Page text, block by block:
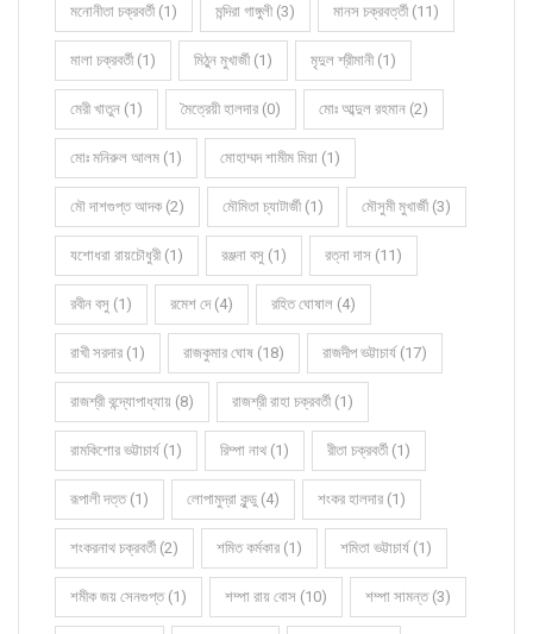
মনোনীতা চক্রবর্তী (1) মন্দিরা গাঙ্গুলী (3) মানস চক্রবর্ত্তী (11)
মালা চক্রবর্তী (1) মিঠুন মুখার্জী (1) মৃদুল শ্রীমানী (1)
মেরী খাতুন (1) মৈত্রেয়ী হালদার (0) মোঃ আব্দুল রহমান (2)
মোঃ মনিরুল আলম (1) মোহাম্মদ শামীম মিয়া (1)
মৌ দাশগুপ্ত আদক (2) মৌমিতা চ্যাটার্জী (1) মৌসুমী মুখার্জী (3)
যশোধরা রায়চৌধুরী (1) রঞ্জনা বসু (1) রত্না দাস (11)
রবীন বসু (1) রমেশ দে (4) রহিত ঘোষাল (4)
রাখী সরদার (1) রাজকুমার ঘোষ (18) রাজদীপ ভট্টাচার্য (17)
রাজশ্রী বন্দ্যোপাধ্যায় (8) রাজশ্রী রাহা চক্রবর্তী (1)
রামকিশোর ভট্টাচার্য (1) রিম্পা নাথ (1) রীতা চক্রবর্তী (1)
রূপালী দত্ত (1) লোপামুদ্রা কুন্ডু (4) শংকর হালদার (1)
শংকরনাথ চক্রবর্তী (2) শমিত কর্মকার (1) শমিতা ভট্টাচার্য (1)
শমীক জয় সেনগুপ্ত (1) শম্পা রায় বোস (10) শম্পা সামন্ত (3)